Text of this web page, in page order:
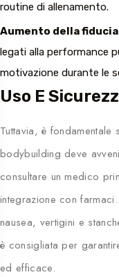
routine di allenamento.
Aumento della
legati alla performance
motivazione durante le
Uso E
Tuttavia, è fondamentale
bodybuilding deve
consultare un medico
integrazione con
nausea, vertigini e
è consigliata per
ed efficace.